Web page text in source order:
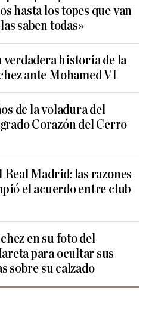
hasta los topes que van
saben todas»
verdadera historia de la
ante Mohamed VI
de la voladura del
Corazón del Cerro
Madrid: las razones
el acuerdo entre club
en su foto del
para ocultar sus
sobre su calzado